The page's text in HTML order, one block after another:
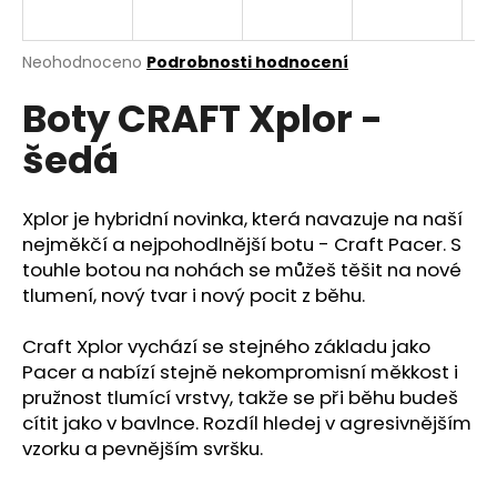
Průměrné
produktu
je
0,0
z
hvězdiček.
Neohodnoceno Podrobnosti hodnocení
Boty CRAFT Xplor -
šedá
Xplor je hybridní novinka, která navazuje na naší
nejměkčí a nejpohodlnější botu - Craft Pacer. S
touhle botou na nohách se můžeš těšit na nové
tlumení, nový tvar i nový pocit z běhu.
Craft Xplor vychází se stejného základu jako
Pacer a nabízí stejně nekompromisní měkkost i
pružnost tlumící vrstvy, takže se při běhu budeš
cítit jako v bavlnce. Rozdíl hledej v agresivnějším
vzorku a pevnějším svršku.
j
t
?
HLEDAT
D
o
p
o
r